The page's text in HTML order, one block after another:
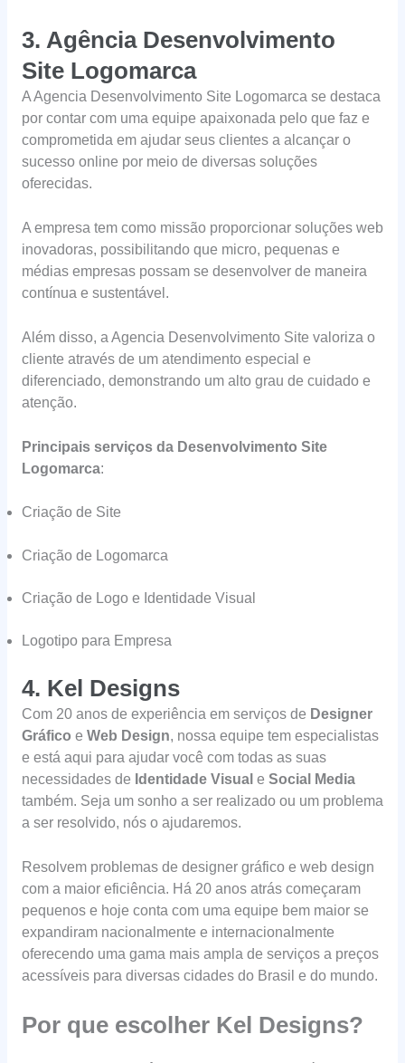
3. Agência Desenvolvimento
Site Logomarca
A Agencia Desenvolvimento Site Logomarca se destaca
por contar com uma equipe apaixonada pelo que faz e
comprometida em ajudar seus clientes a alcançar o
sucesso online por meio de diversas soluções
oferecidas.
A empresa tem como missão proporcionar soluções web
inovadoras, possibilitando que micro, pequenas e
médias empresas possam se desenvolver de maneira
contínua e sustentável.
Além disso, a Agencia Desenvolvimento Site valoriza o
cliente através de um atendimento especial e
diferenciado, demonstrando um alto grau de cuidado e
atenção.
Principais serviços da Desenvolvimento Site
Logomarca:
Criação de Site
Criação de Logomarca
Criação de Logo e Identidade Visual
Logotipo para Empresa
4. Kel Designs
Com 20 anos de experiência em serviços de Designer
Gráfico e Web Design, nossa equipe tem especialistas
e está aqui para ajudar você com todas as suas
necessidades de Identidade Visual e Social Media
também. Seja um sonho a ser realizado ou um problema
a ser resolvido, nós o ajudaremos.
Resolvem problemas de designer gráfico e web design
com a maior eficiência. Há 20 anos atrás começaram
pequenos e hoje conta com uma equipe bem maior se
expandiram nacionalmente e internacionalmente
oferecendo uma gama mais ampla de serviços a preços
acessíveis para diversas cidades do Brasil e do mundo.
Por que escolher Kel Designs?